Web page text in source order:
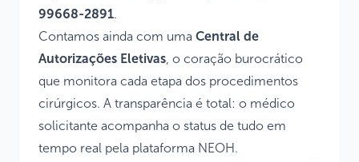
99668-2891.
Contamos ainda com uma Central de
Autorizações Eletivas, o coração burocrático
que monitora cada etapa dos procedimentos
cirúrgicos. A transparência é total: o médico
solicitante acompanha o status de tudo em
tempo real pela plataforma NEOH.